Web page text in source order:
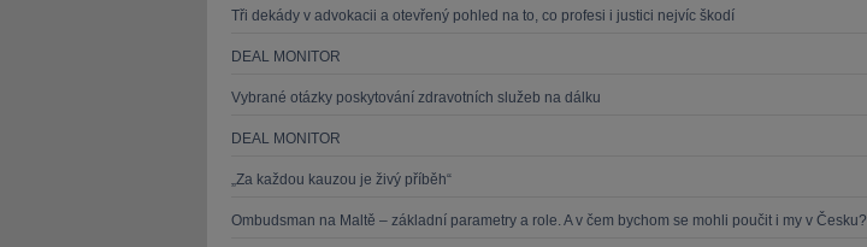
Tři dekády v advokacii a otevřený pohled na to, co profesi i justici nejvíc škodí
DEAL MONITOR
Vybrané otázky poskytování zdravotních služeb na dálku
DEAL MONITOR
„Za každou kauzou je živý příběh“
Ombudsman na Maltě – základní parametry a role. A v čem bychom se mohli poučit i my v Česku?